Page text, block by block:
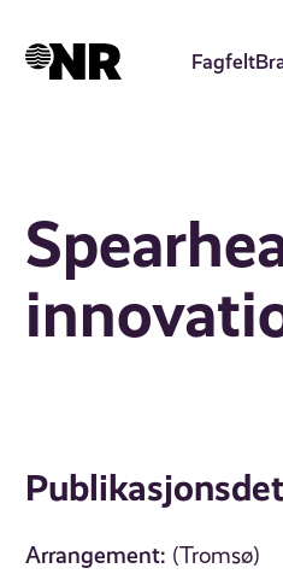
hovedinnhold
Fagfelt
Arrangement: (Tromsø)